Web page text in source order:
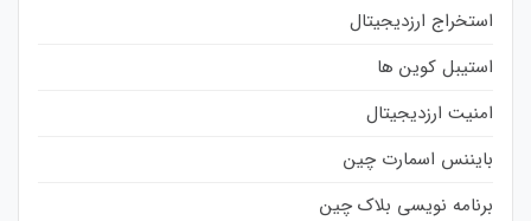
استخراج ارزدیجیتال
استیبل کوین ها
امنیت ارزدیجیتال
بایننس اسمارت چین
برنامه نویسی بلاک چین